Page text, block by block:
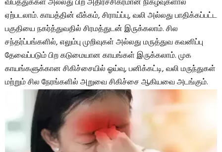
விபத்துக்கள் அல்லது பிற அதிர்ச்சிகரமான நிகழ்வுகளால்
ஏற்படலாம். காயத்தின் வீக்கம், சிராய்ப்பு, வலி ​​அல்லது பாதிக்கப்பட்ட
பகுதியை நகர்த்துவதில் சிரமத்துடன் இருக்கலாம். சில
சந்தர்ப்பங்களில், எலும்பு முறிவுகள் அல்லது மருத்துவ கவனிப்பு
தேவைப்படும் பிற கடுமையான காயங்கள் இருக்கலாம். முக
காயங்களுக்கான சிகிச்சையில் ஓய்வு, பனிக்கட்டி, வலி ​​மருந்துகள்
மற்றும் சில நேரங்களில் அறுவை சிகிச்சை ஆகியவை அடங்கும்.